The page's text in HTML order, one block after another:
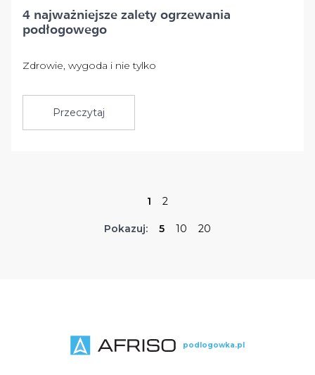
4 najważniejsze zalety ogrzewania
podłogowego
Zdrowie, wygoda i nie tylko
Przeczytaj
1 2
Pokazuj: 5 10 20
podlogowka.pl